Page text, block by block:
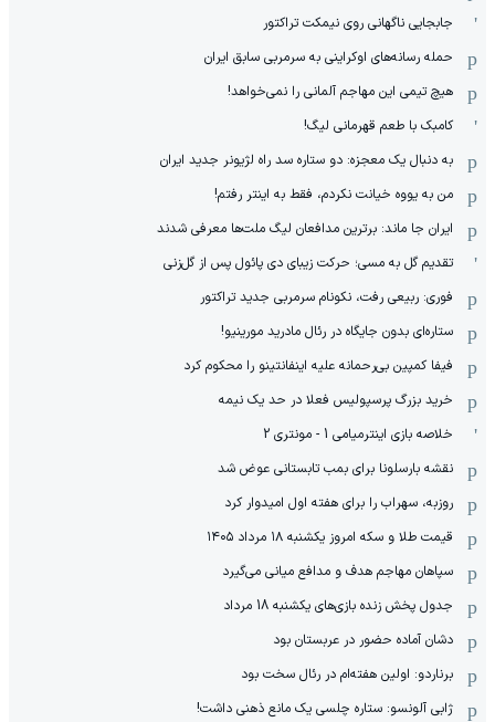
جابجایی ناگهانی روی نیمکت تراکتور
حمله رسانه‌های اوکراینی به سرمربی سابق ایران
هیچ‌ تیمی این مهاجم آلمانی را نمی‌خواهد!
کامبک با طعم قهرمانی لیگ!
به دنبال یک معجزه: دو ستاره سد راه لژیونر جدید ایران
من به یووه خیانت نکردم، فقط به اینتر رفتم!
ایران جا ماند: برترین مدافعان لیگ ملت‌ها معرفی شدند
تقدیم گل به مسی؛ حرکت زیبای دی پائول پس از گل‌زنی
فوری: ربیعی رفت، نکونام سرمربی جدید تراکتور
ستاره‌ای بدون جایگاه در رئال مادرید مورینیو!
فیفا کمپین بی‌رحمانه علیه اینفانتینو را محکوم کرد
خرید بزرگ پرسپولیس فعلا در حد یک نیمه
خلاصه بازی اینترمیامی 1 - مونتری 2
نقشه بارسلونا برای بمب تابستانی عوض شد
روزبه، سهراب را برای هفته اول امیدوار کرد
قیمت طلا و سکه امروز یکشنبه ۱۸ مرداد ۱۴۰۵
سپاهان مهاجم هدف و مدافع میانی می‌گیرد
جدول پخش زنده بازی‌های یکشنبه 18 مرداد
دشان آماده حضور در عربستان بود
برناردو: اولین هفته‌ام در رئال سخت بود
ژابی آلونسو: ستاره چلسی یک مانع ذهنی داشت!